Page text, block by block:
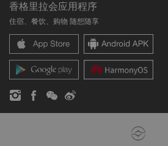
常见问题
联络我们
我们的酒店品牌
香格里拉中心
香格里拉公寓
联系方式
职业发展
企业社会责任
新闻稿
香格里拉会应用程序
住宿、餐饮、购物 随想随享